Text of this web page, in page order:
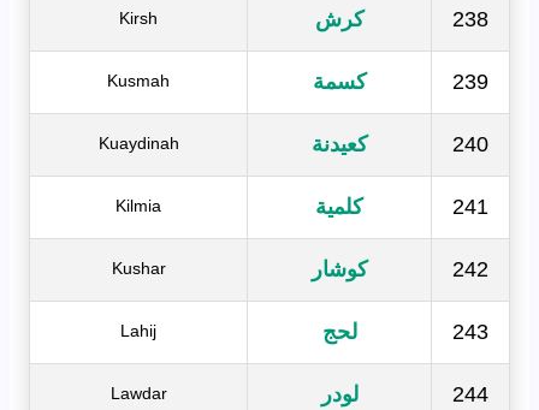
238 كرش Kirsh
239 كسمة Kusmah
240 كعيدنة Kuaydinah
241 كلمية Kilmia
242 كوشار Kushar
243 لحج Lahij
244 لودر Lawdar